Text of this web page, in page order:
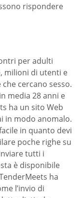
rispondere
per adulti
milioni di utenti e
cercano sesso.
media 28 anni e
ha un sito Web
in modo anomalo.
in quanto devi
poche righe su
tutti i
è disponibile
ha
l’invio di